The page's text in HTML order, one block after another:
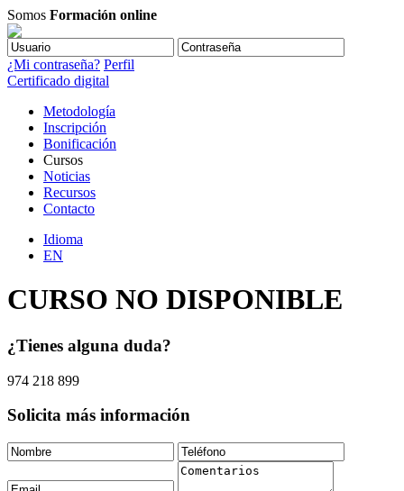
Somos Formación online
¿Mi contraseña? Perfil
Certificado digital
Metodología
Inscripción
Bonificación
Cursos
Noticias
Recursos
Contacto
Idioma
EN
CURSO NO DISPONIBLE
¿Tienes alguna duda?
974 218 899
Solicita más información